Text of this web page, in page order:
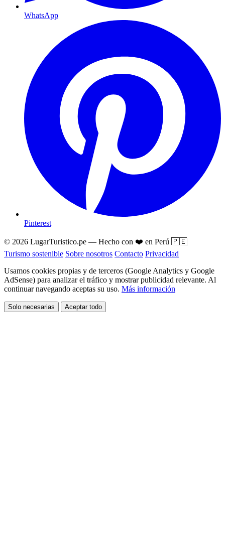
WhatsApp
Pinterest
© 2026 LugarTuristico.pe — Hecho con ❤️ en Perú 🇵🇪
Turismo sostenible Sobre nosotros Contacto Privacidad
Usamos cookies propias y de terceros (Google Analytics y Google
AdSense) para analizar el tráfico y mostrar publicidad relevante. Al
continuar navegando aceptas su uso. Más información
Solo necesarias Aceptar todo